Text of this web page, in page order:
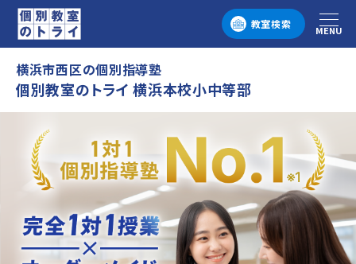
教室検索
メニュー
MENU
横浜市西区の個別指導塾
個別教室のトライ 横浜本校小中等部